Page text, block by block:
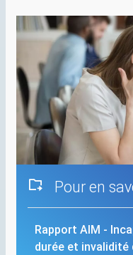
Pour en
Rapport AIM -
durée et invalidité